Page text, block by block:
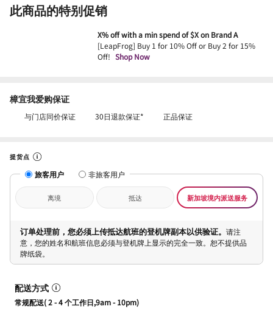
此商品的特别促销
X% off with a min spend of $X on Brand A
[LeapFrog] Buy 1 for 10% Off or Buy 2 for 15%
Off! Shop Now
樟宜我爱购保证
与门店同价保证 30日退款保证* 正品保证
提货点
旅客用户 非旅客用户
离境 抵达 新加坡境内派送服务
订单处理前，您必须上传抵达航班的登机牌副本以供验证。 请注
意，您的姓名和航班信息必须与登机牌上显示的完全一致。恕不提供品
牌纸袋。
配送方式
常规配送( 2 - 4 个工作日,9am - 10pm)